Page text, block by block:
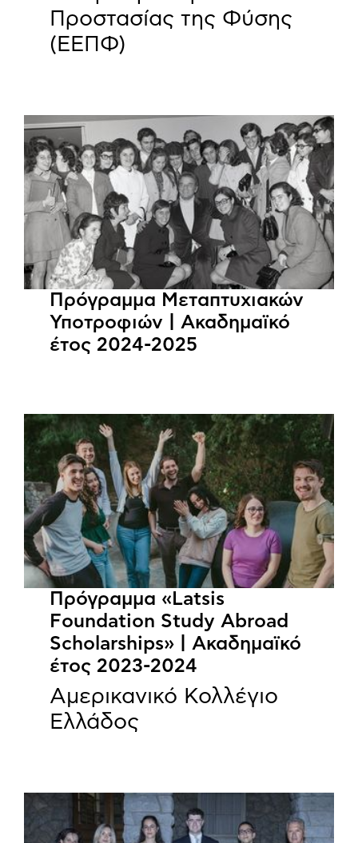
Προστασίας της Φύσης
(ΕΕΠΦ)
Πρόγραμμα Μεταπτυχιακών
Υποτροφιών | Ακαδημαϊκό
έτος 2024-2025
Πρόγραμμα «Latsis
Foundation Study Abroad
Scholarships» | Ακαδημαϊκό
έτος 2023-2024
Αμερικανικό Κολλέγιο
Ελλάδος